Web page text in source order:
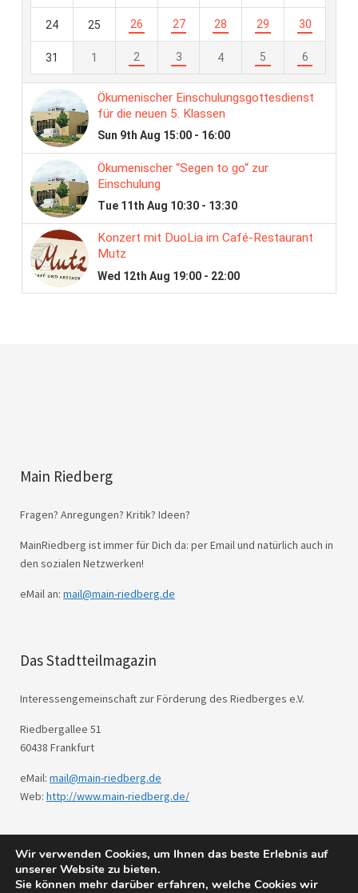
Main Riedberg
Fragen? Anregungen? Kritik? Ideen?
MainRiedberg ist immer für Dich da: per Email und natürlich auch in
den sozialen Netzwerken!
eMail an: mail@main-riedberg.de
Das Stadtteilmagazin
Interessengemeinschaft zur Förderung des Riedberges e.V.
Riedbergallee 51
60438 Frankfurt
eMail: mail@main-riedberg.de
Web: http://www.main-riedberg.de/
© 2026 Main Riedberg.
Theme: Weta vonElmastudio.
Wir verwenden Cookies, um Ihnen das beste Erlebnis auf
unserer Website zu bieten.
Sie können mehr darüber erfahren, welche Cookies wir